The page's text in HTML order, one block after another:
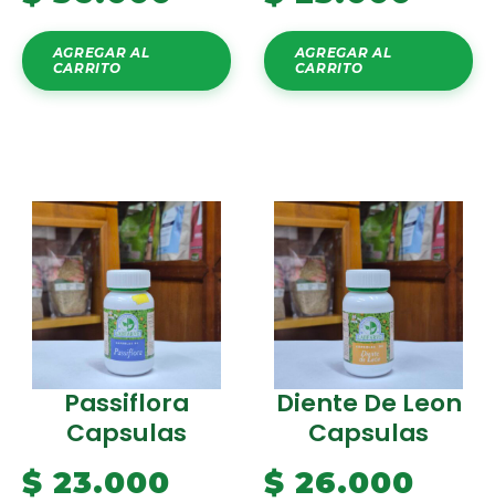
AGREGAR AL
CARRITO
AGREGAR AL
CARRITO
Passiflora
Capsulas
$ 23.000
Diente De Leon
Capsulas
$ 26.000